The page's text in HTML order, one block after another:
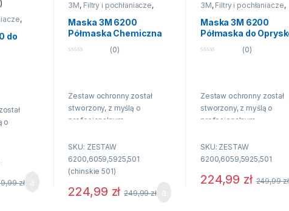
,
do
o
z
zł
3M, Filtry i pochłaniacze,
Ochrona dróg oddechowych
Półmaski przeciwpyłowe
Maska 3M 6200
Półmaska Chemiczna
Gazowa Opryski
Herbicydy Pestycydy
(0)
Zestaw ochronny został
stworzony, z myślą o
profesjonalnym
wykonujących pracę z
użyciem środków
chemicznych i pestycydów.
innymi do pracowników
SKU: ZESTAW
6200,6059,5925,501
(chinskie 501)
224,99 zł 249,99zł
3M, Filtry i pochłaniacze,
Ochrona dróg
Półmaski przeciwpyłowe
Maska 3M 6200
Półmaska do
Pestycydy Herbicydy
Kompletna Gotowa do
(0)
Zestaw ochronny został
stworzony, z myślą o
profesjonalnym
wykonujących pracę z
użyciem środków
Jest skierowany między
SKU: ZESTAW
6200,6059,5925,501
224,99 zł 249,99zł